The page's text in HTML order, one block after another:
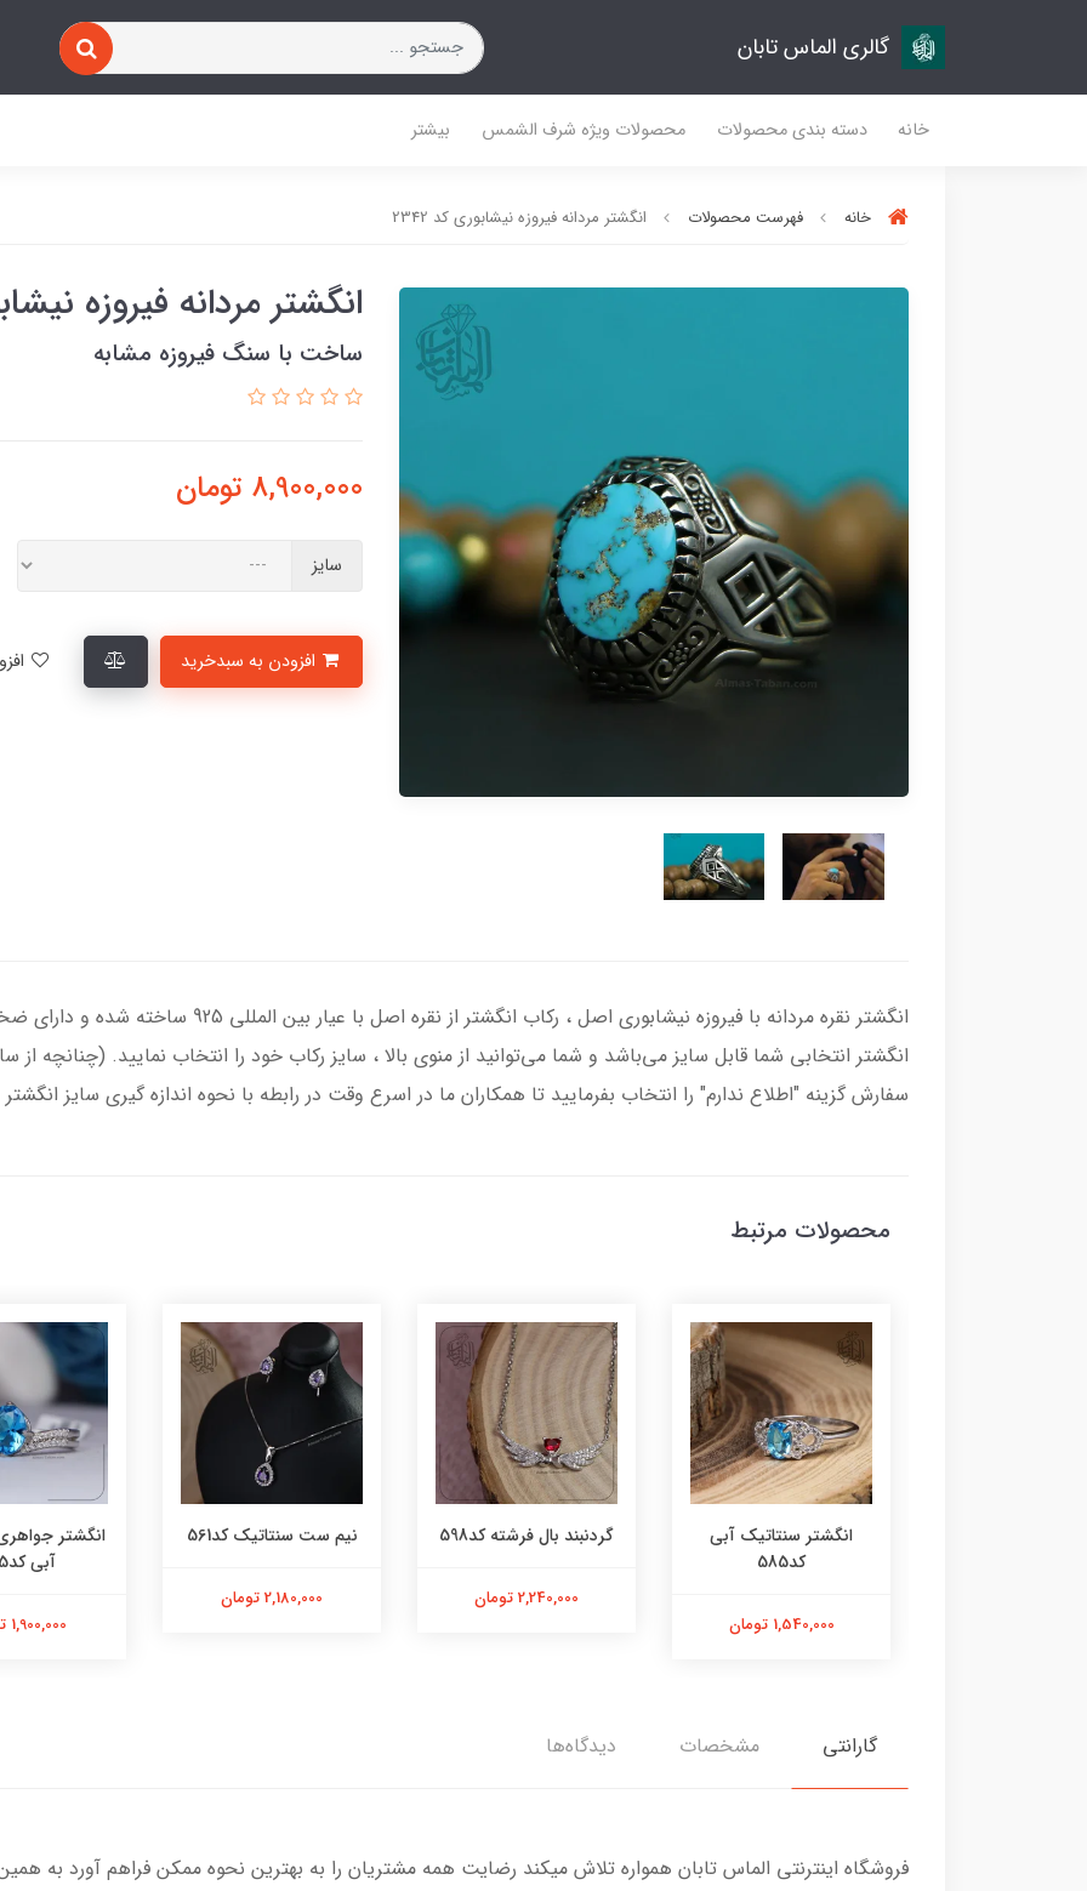
گالری الماس تابان
خانه دسته بندی محصولات محصولات ویژه شرف الشمس بیشتر
خانه فهرست محصولات انگشتر مردانه فیروزه نیشابوری کد 2342
انگشتر مردانه فیروزه
ساخت با سنگ فیروزه مشابه
8,900,000 تومان
سایز
انگشتر نقره مردانه با فیروزه نیشابوری اصل ، رکاب
انگشتر انتخابی شما قابل سایز می‌باشد و شما می‌توانید از منوی بالا ، سایز رکاب خود را انتخاب نمایید. (چنانچه
سفارش گزینه "اطلاع ندارم" را انتخاب بفرمایید تا همکاران ما در اسرع وقت در رابطه با نحوه اندازه گیری سایز
محصولات مرتبط
انگشتر سنتاتیک آبی
کد585
1,540,000 تومان
گردنبند بال فرشته کد598
2,240,000 تومان
نیم ست سنتاتیک کد561
2,180,000 تومان
انگشتر
آبی کد565
1,900,000 تومان
گارانتی مشخصات دیدگاه‌ها
فروشگاه اینترنتی الماس تابان همواره تلاش میکند رضایت همه مشتریان را به بهترین نحوه ممکن فراهم آورد به